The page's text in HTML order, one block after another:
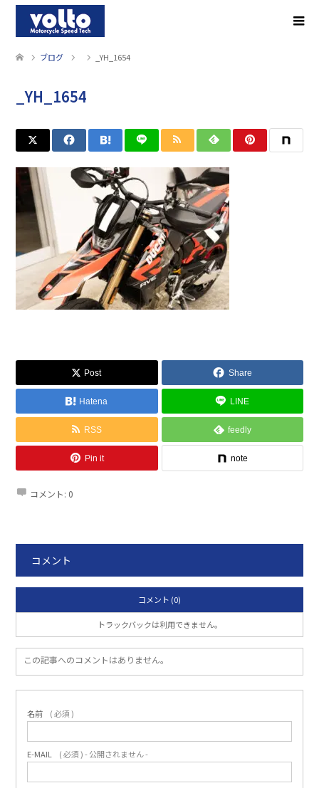
ブログ _YH_1654
_YH_1654
Post Share
Hatena LINE
RSS feedly
Pin it note
コメント: 0
コメント
コメント (0)
トラックバックは利用できません。
この記事へのコメントはありません。
名前 ( 必須 )
E-MAIL ( 必須 ) - 公開されません -